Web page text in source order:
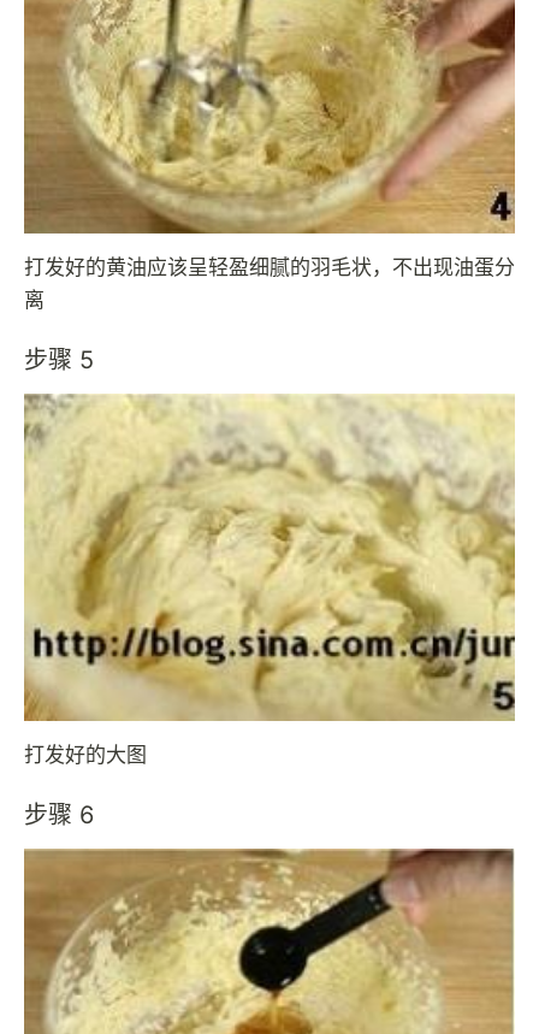
打发好的黄油应该呈轻盈细腻的羽毛状，不出现油蛋分
离
步骤 5
打发好的大图
步骤 6